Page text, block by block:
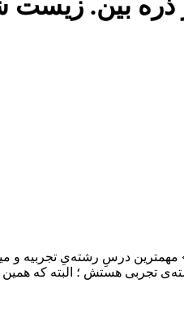
درسِ رشته‌یِ تجربیه